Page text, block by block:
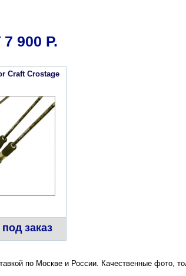
900 Р.
Craft Crostage
под заказ
по Москве и России. Качественные фото,